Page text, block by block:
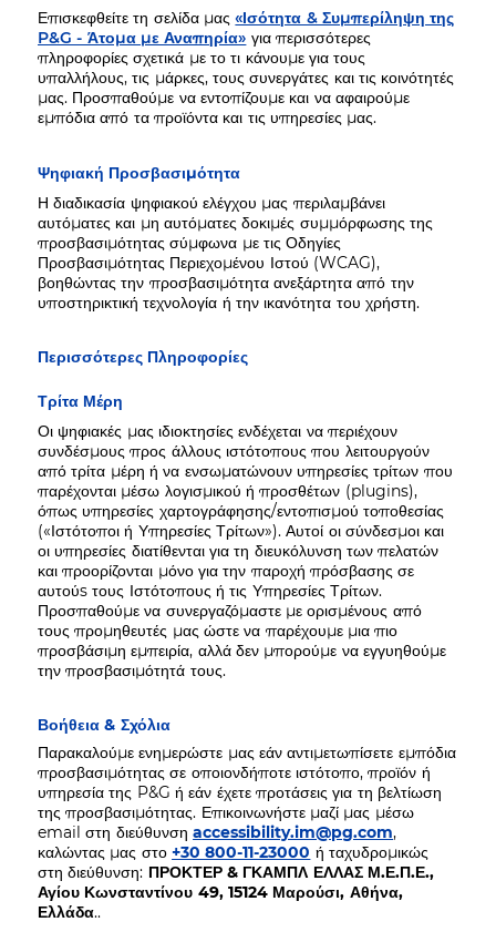
Επισκεφθείτε τη σελίδα μας«Ισότητα & Συμπερίληψη της
P&G - Άτομα με Αναπηρία» για περισσότερες
πληροφορίες σχετικά με το τι κάνουμε για τους
υπαλλήλους, τις μάρκες, τους συνεργάτες και τις κοινότητές
μας. Προσπαθούμε να εντοπίζουμε και να αφαιρούμε
εμπόδια από τα προϊόντα και τις υπηρεσίες μας.
Ψηφιακή Προσβασιμότητα
Η διαδικασία ψηφιακού ελέγχου μας περιλαμβάνει
αυτόματες και μη αυτόματες δοκιμές συμμόρφωσης της
προσβασιμότητας σύμφωνα με τις Οδηγίες
Προσβασιμότητας Περιεχομένου Ιστού (WCAG),
βοηθώντας την προσβασιμότητα ανεξάρτητα από την
υποστηρικτική τεχνολογία ή την ικανότητα του χρήστη.
Περισσότερες Πληροφορίες
Τρίτα Μέρη
Οι ψηφιακές μας ιδιοκτησίες ενδέχεται να περιέχουν
συνδέσμους προς άλλους ιστότοπους που λειτουργούν
από τρίτα μέρη ή να ενσωματώνουν υπηρεσίες τρίτων που
παρέχονται μέσω λογισμικού ή προσθέτων (plugins),
όπως υπηρεσίες χαρτογράφησης/εντοπισμού τοποθεσίας
(«Ιστότοποι ή Υπηρεσίες Τρίτων»). Αυτοί οι σύνδεσμοι και
οι υπηρεσίες διατίθενται για τη διευκόλυνση των πελατών
και προορίζονται μόνο για την παροχή πρόσβασης σε
αυτούs τους Ιστότοπους ή τις Υπηρεσίες Τρίτων.
Προσπαθούμε να συνεργαζόμαστε με ορισμένους από
τους προμηθευτές μας ώστε να παρέχουμε μια πιο
προσβάσιμη εμπειρία, αλλά δεν μπορούμε να εγγυηθούμε
την προσβασιμότητά τους.
Βοήθεια & Σχόλια
Παρακαλούμε ενημερώστε μας εάν αντιμετωπίσετε εμπόδια
προσβασιμότητας σε οποιονδήποτε ιστότοπο, προϊόν ή
υπηρεσία της P&G ή εάν έχετε προτάσεις για τη βελτίωση
της προσβασιμότητας. Επικοινωνήστε μαζί μας μέσω
email στη διεύθυνσηaccessibility.im@pg.com,
καλώντας μας στο+30 800-11-23000 ή ταχυδρομικώς
στη διεύθυνση: ΠΡΟΚΤΕΡ & ΓΚΑΜΠΛ ΕΛΛΑΣ Μ.Ε.Π.Ε.,
Αγίου Κωνσταντίνου 49, 15124 Μαρούσι, Αθήνα,
Ελλάδα..